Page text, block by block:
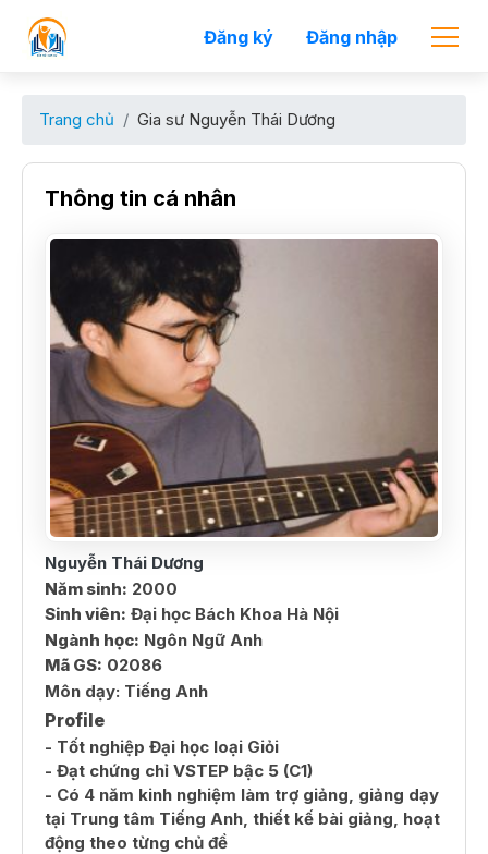
Đăng ký Đăng nhập
Trang chủ Gia sư Nguyễn Thái Dương
Thông tin cá nhân
Nguyễn Thái Dương
Năm sinh: 2000
Sinh viên: Đại học Bách Khoa Hà Nội
Ngành học: Ngôn Ngữ Anh
Mã GS: 02086
Môn dạy: Tiếng Anh
Profile
- Tốt nghiệp Đại học loại Giỏi
- Đạt chứng chỉ VSTEP bậc 5 (C1)
- Có 4 năm kinh nghiệm làm trợ giảng, giảng dạy
tại Trung tâm Tiếng Anh, thiết kế bài giảng, hoạt
động theo từng chủ đề